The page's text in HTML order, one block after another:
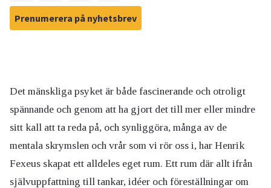
Prenumerera på nyhetsbrev
Det mänskliga psyket är både fascinerande och otroligt
spännande och genom att ha gjort det till mer eller mindre
sitt kall att ta reda på, och synliggöra, många av de
mentala skrymslen och vrår som vi rör oss i, har Henrik
Fexeus skapat ett alldeles eget rum. Ett rum där allt ifrån
självuppfattning till tankar, idéer och föreställningar om